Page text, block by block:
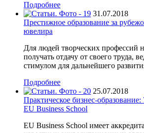
Подробнее
31.07.2018
Престижное образование за
ювелира
Для людей творческих профессий
получать отдачу от своего труда,
стимулом для дальнейшего
Подробнее
25.07.2018
Практическое бизнес-
EU Business School
EU Business School имеет